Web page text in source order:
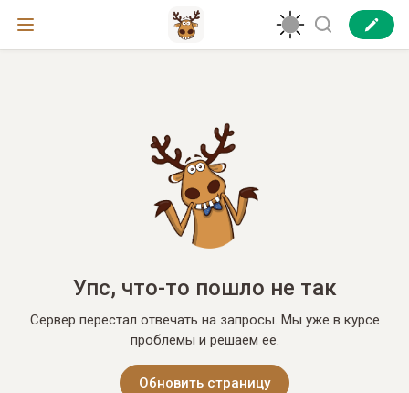
Упс, что-то пошло не так
Сервер перестал отвечать на запросы. Мы уже в курсе
проблемы и решаем её.
Обновить страницу